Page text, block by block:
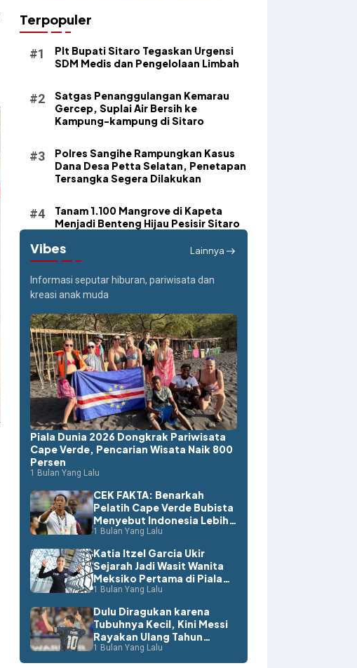
Terpopuler
​Plt Bupati Sitaro Tegaskan Urgensi
SDM Medis dan Pengelolaan Limbah
Satgas Penanggulangan Kemarau
Gercep, Suplai Air Bersih ke
Kampung-kampung di Sitaro
Polres Sangihe Rampungkan Kasus
Dana Desa Petta Selatan, Penetapan
Tersangka Segera Dilakukan
Tanam 1.100 Mangrove di Kapeta
Menjadi Benteng Hijau Pesisir Sitaro
Vibes Lainnya
Informasi seputar hiburan, pariwisata dan
kreasi anak muda
Piala Dunia 2026 Dongkrak Pariwisata
Cape Verde, Pencarian Wisata Naik 800
Persen
1 Bulan Yang Lalu
CEK FAKTA: Benarkah
Pelatih Cape Verde Bubista
Menyebut Indonesia Lebih
Layak ke Piala Dunia?
1 Bulan Yang Lalu
Katia Itzel Garcia Ukir
Sejarah Jadi Wasit Wanita
Meksiko Pertama di Piala
Dunia
1 Bulan Yang Lalu
Dulu Diragukan karena
Tubuhnya Kecil, Kini Messi
Rayakan Ulang Tahun
dengan Rekor Dunia
1 Bulan Yang Lalu